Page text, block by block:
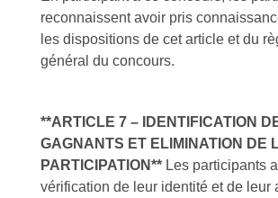
reconnaissent avoir pris
les dispositions de cet article et du
général du concours.
**ARTICLE 7 – IDENTIFICATION
GAGNANTS ET ELIMINATION DE
PARTICIPATION** Les participants
vérification de leur identité et de leur